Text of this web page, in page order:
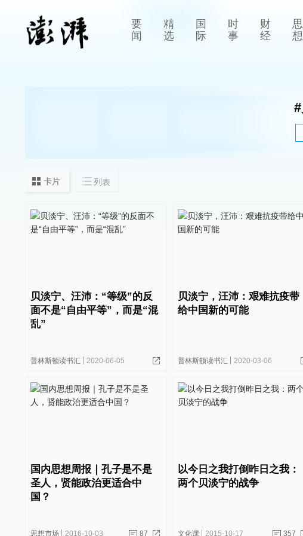
要
闻
精
选
国
际
时
事
财
经
思
想
#
卡片 列表
贝淡宁、汪沛：“等级”的反
面不是“自由平等”，而是“混
乱”
普林斯顿读书汇 2020-06-05
贝淡宁，汪沛：艰难抗疫带
给中国新的可能
普林斯顿读书汇 2020-03-06
国内思想周报｜孔子是不是
圣人，贤能政治更适合中
国？
思想市场 2016-10-03 87
以今日之我打倒昨日之我：
两个贝淡宁的战争
文化课 2015-10-17 357